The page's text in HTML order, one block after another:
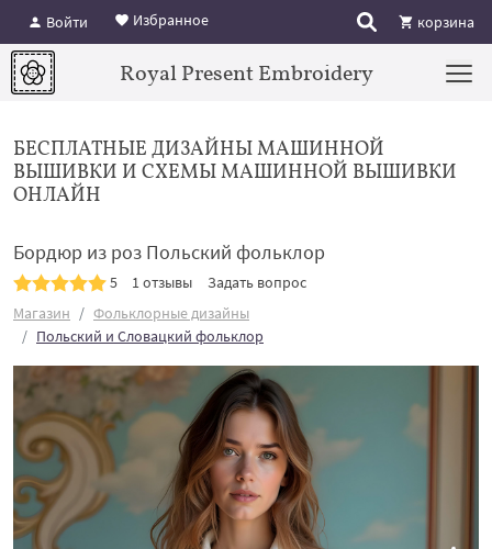
Войти Избранное корзина
Royal Present Embroidery
БЕСПЛАТНЫЕ ДИЗАЙНЫ МАШИННОЙ
ВЫШИВКИ И СХЕМЫ МАШИННОЙ ВЫШИВКИ
ОНЛАЙН
Бордюр из роз Польский фольклор
5 1 отзывы
Задать вопрос
Магазин
Фольклорные дизайны
Польский и Словацкий фольклор